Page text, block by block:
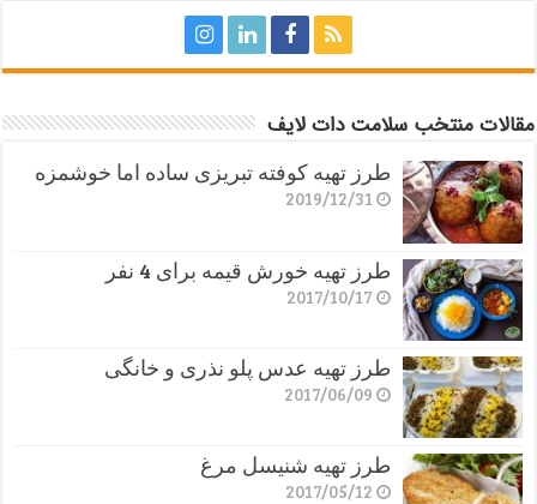
مقالات منتخب سلامت دات لایف
طرز تهیه کوفته تبریزی ساده اما خوشمزه
2019/12/31
طرز تهیه خورش قیمه برای 4 نفر
2017/10/17
طرز تهیه عدس پلو نذری و خانگی
2017/06/09
طرز تهیه شنیسل مرغ
2017/05/12